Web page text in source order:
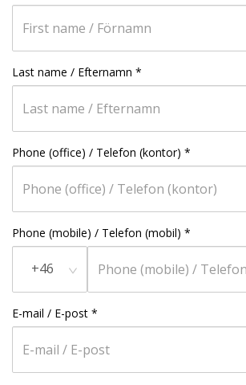
Last name / Efternamn *
Phone (office) / Telefon (kontor) *
Phone (mobile) / Telefon (mobil) *
+46
E-mail / E-post *